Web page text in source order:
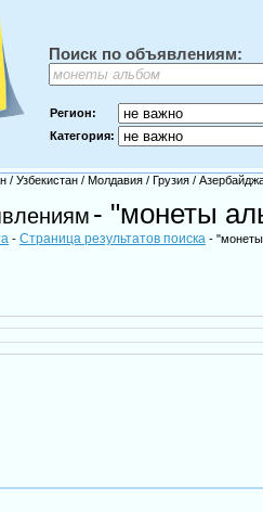
Поиск по объявлениям:
Регион:
Категория:
/ Узбекистан / Молдавия / Грузия /
- "монеты
- Страница результатов поиска -